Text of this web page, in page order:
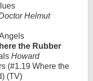
Helmut
the Rubber
Howard
(#1.19 Where the
(TV)